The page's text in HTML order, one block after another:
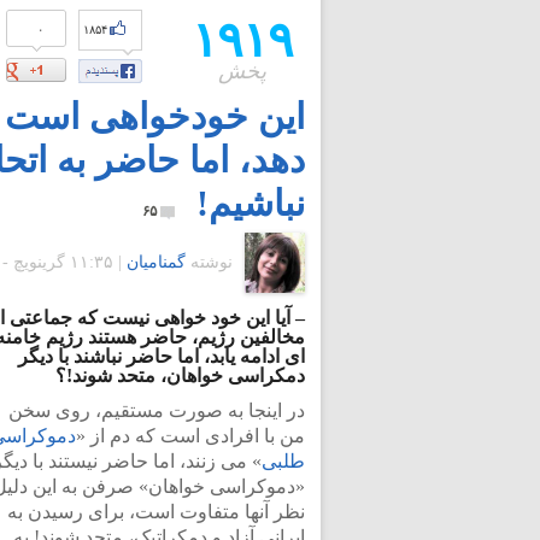
۱۹۱۹
پخش
۰ ۱۸۵۴
این خودخواهی است
دهد، اما حاضر به
نباشیم!
۶۵
نوشته گمنامیان ۱۱:۳۵ گرينويچ - سه شنبه ۳ بهمن ۱۳۹۱
– آیا این خود خواهی نیست که جماعتی
مخالفین رژیم، حاضر هستند رژیم
ای ادامه یابد، اما حاضر نباشند با دیگر
دمکراسی خواهان، متحد شوند!؟
در اینجا به صورت مستقیم، روی سخن
من با افرادی است که دم از «
طلبی» می زنند، اما حاضر نیستند با دیگر
«دموکراسی خواهان» صرفن به این
نظر آنها متفاوت است، برای رسیدن به